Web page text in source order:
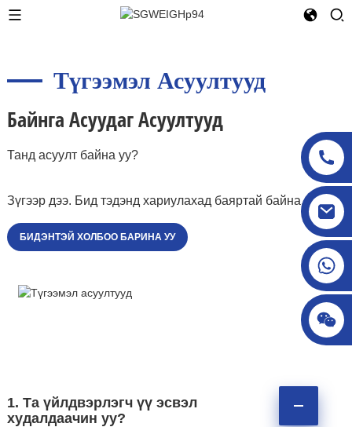
sgcheckweigher@gmail.com
Түгээмэл Асуултууд
Байнга Асуудаг Асуултууд
Танд асуулт байна уу?
Зүгээр дээ. Бид тэдэнд хариулахад баяртай байна.
БИДЭНТЭЙ ХОЛБОО БАРИНА УУ
1. Та үйлдвэрлэгч үү эсвэл
худалдаачин уу?